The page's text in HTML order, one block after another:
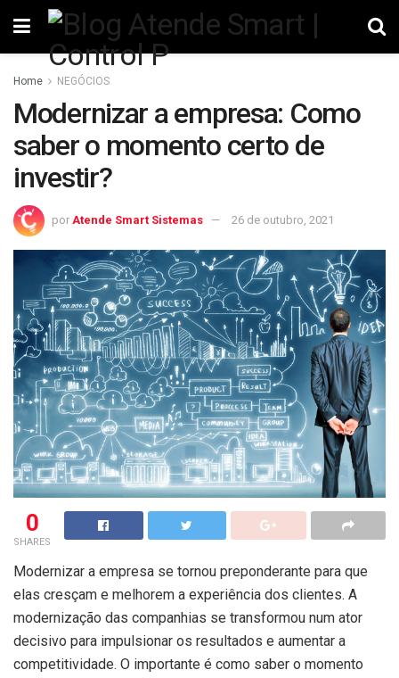
Home NEGÓCIOS
Modernizar a empresa: Como
saber o momento certo de
investir?
por Atende Smart Sistemas 26 de outubro, 2021
0
SHARES
Modernizar a empresa se tornou preponderante para que
elas cresçam e melhorem a experiência dos clientes. A
modernização das companhias se transformou num ator
decisivo para impulsionar os resultados e aumentar a
competitividade. O importante é como saber o momento